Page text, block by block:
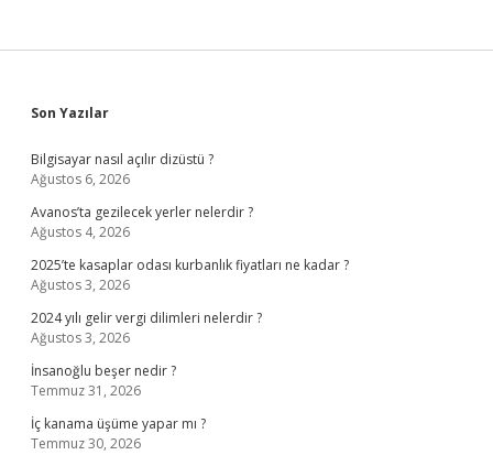
Sidebar
Son Yazılar
Bilgisayar nasıl açılır dizüstü ?
Ağustos 6, 2026
Avanos’ta gezilecek yerler nelerdir ?
Ağustos 4, 2026
2025’te kasaplar odası kurbanlık fiyatları ne kadar ?
Ağustos 3, 2026
2024 yılı gelir vergi dilimleri nelerdir ?
Ağustos 3, 2026
İnsanoğlu beşer nedir ?
Temmuz 31, 2026
İç kanama üşüme yapar mı ?
Temmuz 30, 2026